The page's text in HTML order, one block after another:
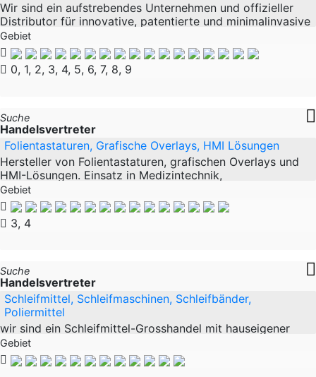
Wir sind ein aufstrebendes Unternehmen und offizieller
Distributor für innovative, patentierte und minimalinvasive
apparative Kosmetikgeräte in Europa. Unsere Technologie
ermöglicht professionelle,
Gebiet
0, 1, 2, 3, 4, 5, 6, 7, 8, 9
Suche
Handelsvertreter
Folientastaturen, Grafische Overlays, HMI Lösungen
Hersteller von Folientastaturen, grafischen Overlays und
HMI-Lösungen. Einsatz in Medizintechnik,
Krankenhausbetten, Dentalgeräten, Industrieküchen und
Automatisierungssystemen. Produkte:
Gebiet
3, 4
Suche
Handelsvertreter
Schleifmittel, Schleifmaschinen, Schleifbänder,
Poliermittel
wir sind ein Schleifmittel-Grosshandel mit hauseigener
Konfektionierung für Schleifbänder und Vliesbänder.
Unsere große Stärke ist die Fertigung auf Kundenwunsch,
auch in geringen Mengen. Die hierfür
Gebiet